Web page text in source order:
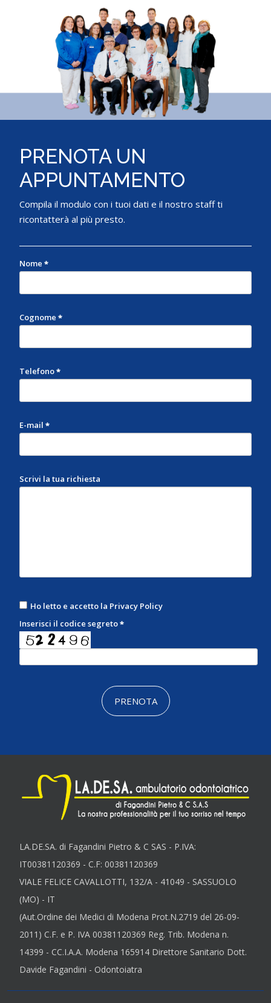
PRENOTA UN
APPUNTAMENTO
Compila il modulo con i tuoi dati e il nostro staff ti
ricontatterà al più presto.
Nome *
Cognome *
Telefono*
E-mail *
Scrivi la tua richiesta
Ho letto e accetto la Privacy Policy
Inserisci il codice segreto*
PRENOTA
LA.DE.SA. di Fagandini Pietro & C SAS - P.IVA:
IT00381120369 - C.F: 00381120369
VIALE FELICE CAVALLOTTI, 132/A - 41049 - SASSUOLO
(MO) - IT
(Aut.Ordine dei Medici di Modena Prot.N.2719 del 26-09-
2011) C.F. e P. IVA 00381120369 Reg. Trib. Modena n.
14399 - CC.I.A.A. Modena 165914 Direttore Sanitario Dott.
Davide Fagandini - Odontoiatra